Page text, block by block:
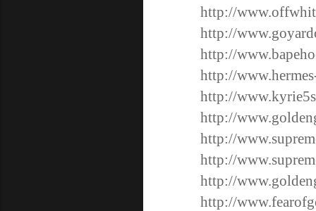
http://
http://
http://
http://
http://
http://
http://
http://
http://
http://